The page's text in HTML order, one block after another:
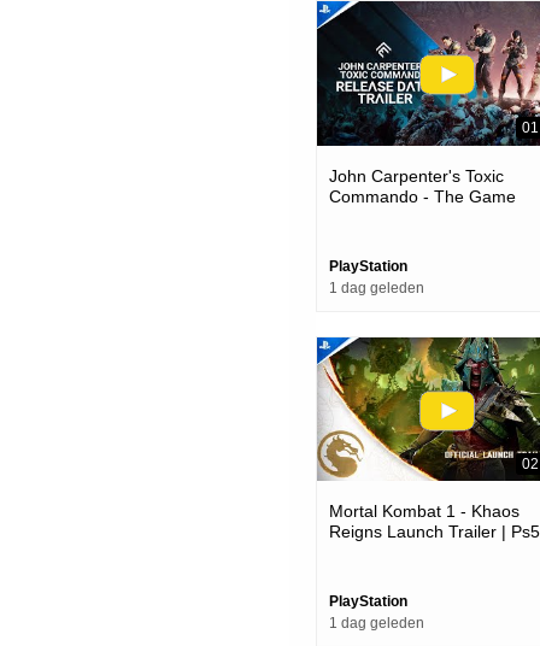
John Carpenter's Toxic
Commando - The Game
PlayStation
1 dag geleden
Mortal Kombat 1 - Khaos
Reigns Launch Trailer | Ps5
PlayStation
1 dag geleden